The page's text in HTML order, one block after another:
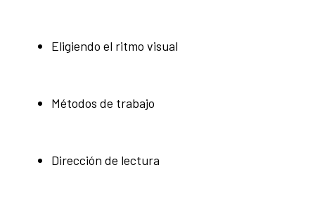
Eligiendo el ritmo visual
Métodos de trabajo
Dirección de lectura